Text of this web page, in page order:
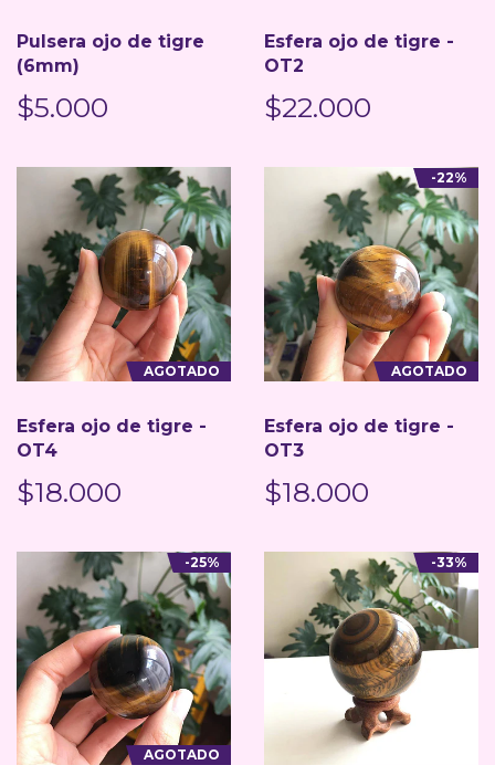
Pulsera ojo de tigre
(6mm)
$5.000
Esfera ojo de tigre -
OT2
$22.000
AGOTADO
Esfera ojo de tigre -
OT4
$18.000
-22%
AGOTADO
Esfera ojo de tigre -
OT3
$18.000
-25%
AGOTADO
-33%